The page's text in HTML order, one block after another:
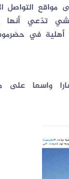
مواقع التواصل
تدّعي أنها
في
واسعا